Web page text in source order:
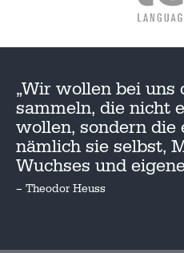
„Wir wollen bei uns
sammeln, die nicht
wollen, sondern die
nämlich sie selbst,
Wuchses und
– Theodor Heuss